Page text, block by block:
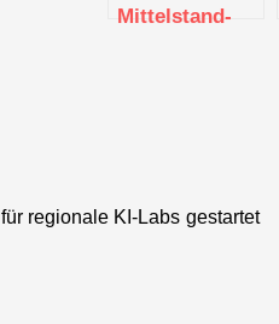
Mittelstand-
regionale KI-Labs gestartet